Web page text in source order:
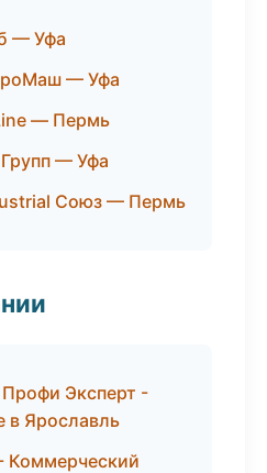
— Уфа
— Уфа
— Пермь
— Уфа
Союз — Пермь
Эксперт -
в Ярославль
Коммерческий